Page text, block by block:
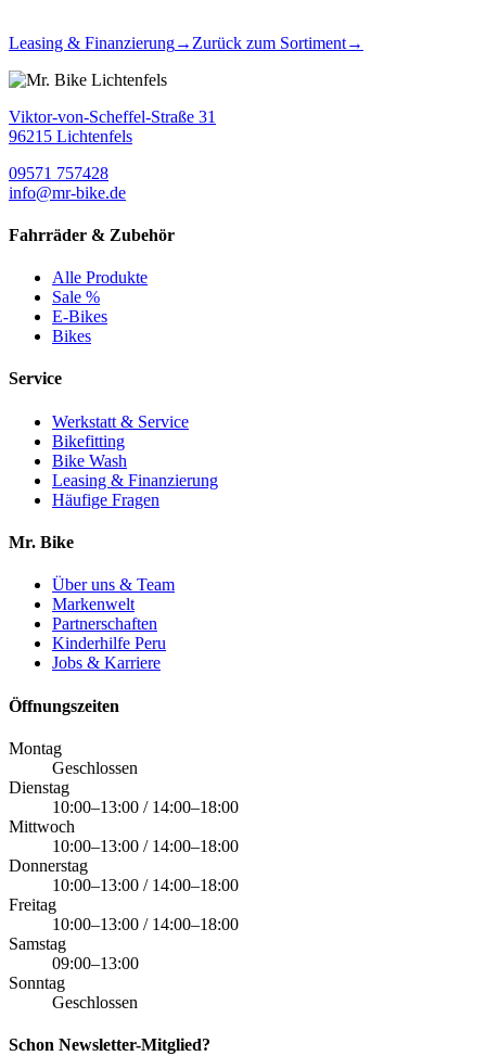
Leasing & Finanzierung→ Zurück zum Sortiment→
Viktor-von-Scheffel-Straße 31
96215 Lichtenfels
09571 757428
info@mr-bike.de
Fahrräder & Zubehör
Alle Produkte
Sale %
E-Bikes
Bikes
Service
Werkstatt & Service
Bikefitting
Bike Wash
Leasing & Finanzierung
Häufige Fragen
Mr. Bike
Über uns & Team
Markenwelt
Partnerschaften
Kinderhilfe Peru
Jobs & Karriere
Öffnungszeiten
Montag
Geschlossen
Dienstag
10:00–13:00 / 14:00–18:00
Mittwoch
10:00–13:00 / 14:00–18:00
Donnerstag
10:00–13:00 / 14:00–18:00
Freitag
10:00–13:00 / 14:00–18:00
Samstag
09:00–13:00
Sonntag
Geschlossen
Schon Newsletter-Mitglied?